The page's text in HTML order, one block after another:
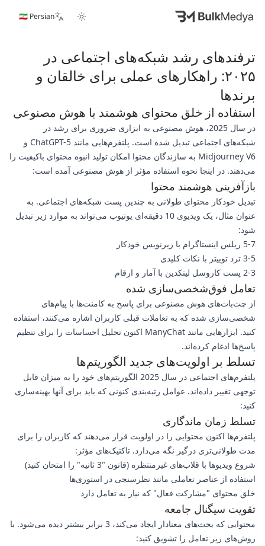
🇮🇷 Persian
ترفندهای رشد شبکه‌های اجتماعی در
۲۰۲۵: راهکارهای عملی برای خالقان و
برندها
استفاده از خلق محتوای هوشمند با هوش مصنوعی
در سال 2025، هوش مصنوعی به ابزاری ضروری برای رشد در
شبکه‌های اجتماعی تبدیل شده است. پلتفرم‌هایی مانند ChatGPT-5 و
Midjourney V6 به سازندگان محتوا امکان تولید انبوه محتوای باکیفیت را
می‌دهند. در اینجا نحوه استفاده مؤثر از هوش مصنوعی آمده است:
بازآفرینی هوشمند محتوا
تبدیل خودکار محتوای طولانی به چندین پست شبکه‌های اجتماعی. به
عنوان مثال، یک ویدیوی 10 دقیقه‌ای یوتیوب می‌تواند به موارد زیر تبدیل
شود:
5-7 ریلس اینستاگرام با زیرنویس خودکار
3-5 ترد توییتر با نکات کلیدی
2-3 پست کاروسل لینکدین با آمار و ارقام
تعامل فوق‌شخصی‌سازی شده
از چت‌بات‌های هوش مصنوعی برای پاسخ به کامنت‌ها با پیام‌های
شخصی‌سازی شده که به تعاملات قبلی کاربران اشاره می‌کنند، استفاده
کنید. ابزارهایی مانند ManyChat اکنون تحلیل احساسات را برای تنظیم
پاسخ‌ها ادغام کرده‌اند.
تسلط بر اولویت‌های جدید الگوریتم‌ها
پلتفرم‌های اجتماعی در سال 2025 الگوریتم‌های خود را به میزان قابل
توجهی تغییر داده‌اند. عوامل رتبه‌بندی کنونی که باید برای آنها بهینه‌سازی
کنید:
تسلط زمان ماندگاری
پلتفرم‌ها اکنون محتوایی را در اولویت قرار می‌دهند که کاربران را برای
مدت طولانی‌تری درگیر نگه می‌دارد. تاکتیک‌های مؤثر:
شروع ویدیوها با قلاب‌های غیرمنتظره (قانون "3 ثانیه" را امتحان کنید)
استفاده از عناصر تعاملی مانند نظرسنجی در استوری‌ها
خلق محتوای "مشارکت فعال" که نیاز به تعامل دارد
تقویت سیگنال جامعه
محتوایی که بحث‌های معنادار ایجاد می‌کند، 3 برابر بیشتر دیده می‌شود. با
روش‌های زیر تعامل را تشویق کنید: